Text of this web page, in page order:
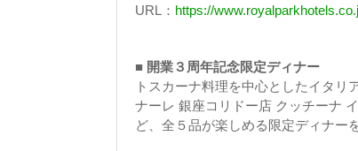
URL： https://
■ 開業３周年記念限定ディナー
トスカーナ料理を中心としたイタリ
ナーレ 銀座コリドー店 クッチーナ
ど、全５品が楽しめる限定ディナー